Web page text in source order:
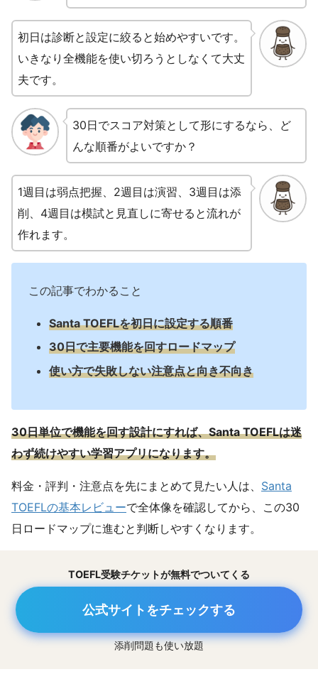
初日は診断と設定に絞ると始めやすいです。
いきなり全機能を使い切ろうとしなくて大丈
夫です。
30日でスコア対策として形にするなら、ど
んな順番がよいですか？
1週目は弱点把握、2週目は演習、3週目は添
削、4週目は模試と見直しに寄せると流れが
作れます。
この記事でわかること
Santa TOEFLを初日に設定する順番
30日で主要機能を回すロードマップ
使い方で失敗しない注意点と向き不向き
30日単位で機能を回す設計にすれば、Santa TOEFLは迷
わず続けやすい学習アプリになります。
料金・評判・注意点を先にまとめて見たい人は、 Santa
TOEFLの基本レビューで全体像を確認してから、この30
日ロードマップに進むと判断しやすくなります。
TOEFL受験チケットが無料でついてくる
公式サイトをチェックする
添削問題も使い放題